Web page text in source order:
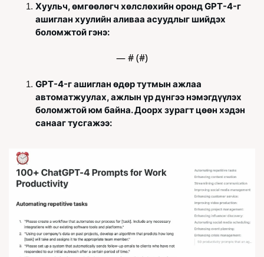
Хуульч, өмгөөлөгч хөлслөхийн оронд GPT-4-г
ашиглан хуулийн аливаа асуудлыг шийдэх
боломжтой гэнэ:
— # (#)
GPT-4-г ашиглан өдөр тутмын ажлаа
автоматжуулах, ажлын үр дүнгээ нэмэгдүүлэх
боломжтой юм байна. Доорх зурагт цөөн хэдэн
санааг тусгажээ: